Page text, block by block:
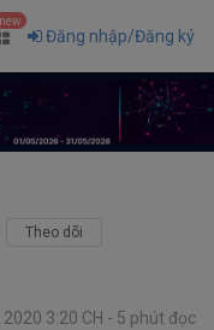
new
Đăng nhập/Đăng ký
Theo dõi
3:20 CH 5 phút đọc